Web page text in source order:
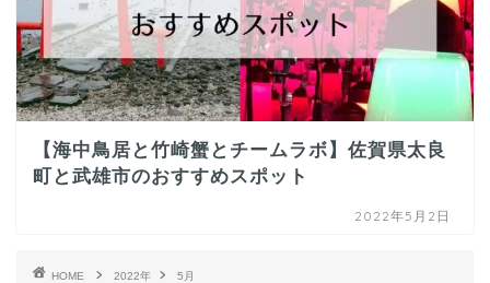
【海中鳥居と竹崎蟹とチームラボ】佐賀県太良
町と武雄市のおすすめスポット
2022年5月2日
HOME 2022年 5月